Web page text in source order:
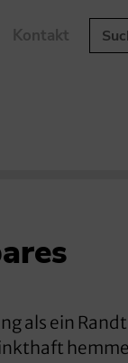
Kontakt
als ein